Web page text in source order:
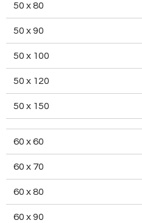
50 x 80
50 x 90
50 x 100
50 x 120
50 x 150
60 x 60
60 x 70
60 x 80
60 x 90